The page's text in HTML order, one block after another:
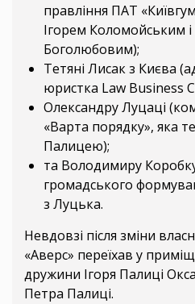
правління ПАТ
Ігорем Коломойським і
Боголюбовим);
Тетяні Лисак з Києва
юристка Law Business
Олександру Луцаці
«Варта порядку», яка
Палицею);
та Володимиру
громадського
з Луцька.
Невдовзі після зміни
«Аверс» переїхав у
дружини Ігоря Палиці
Петра Палиці.